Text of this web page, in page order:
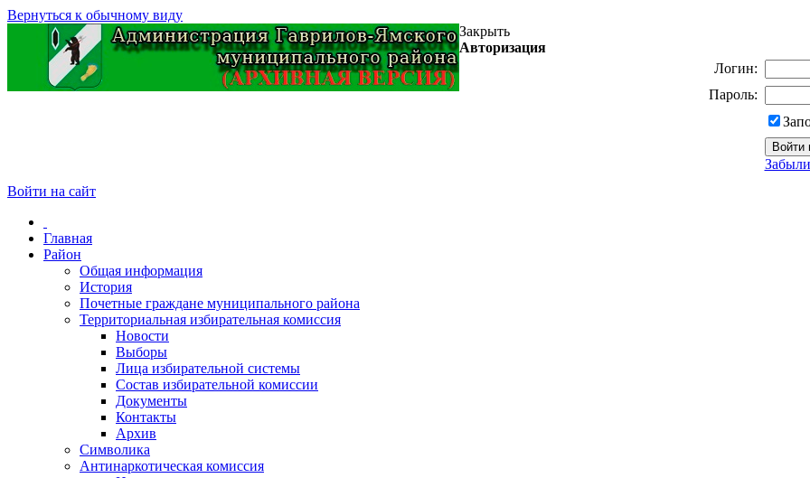
Вернуться к обычному виду
Закрыть
Авторизация
Логин:
Пароль:
Войти на сайт
Главная
Район
Общая информация
История
Почетные граждане муниципального района
Территориальная избирательная комиссия
Новости
Выборы
Лица избирательной системы
Состав избирательной комиссии
Документы
Контакты
Архив
Символика
Антинаркотическая комиссия